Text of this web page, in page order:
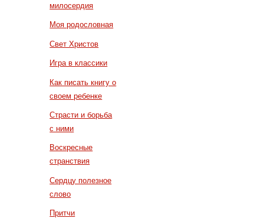
милосердия
Моя родословная
Свет Христов
Игра в классики
Как писать книгу о
своем ребенке
Страсти и борьба
с ними
Воскресные
странствия
Сердцу полезное
слово
Притчи